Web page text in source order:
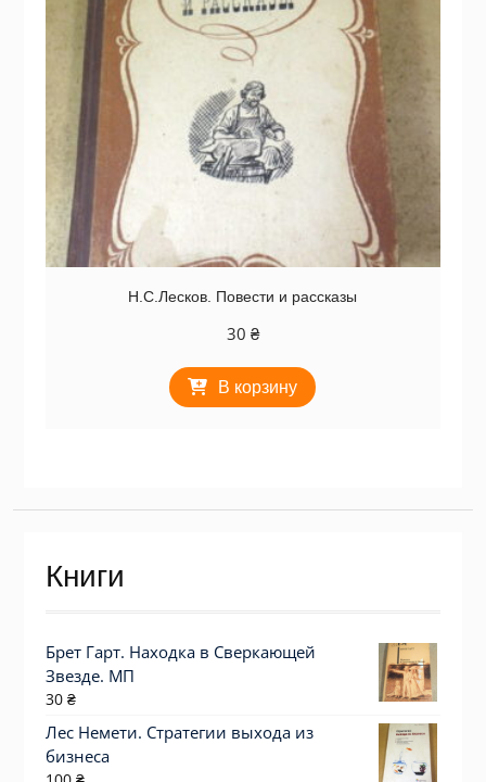
Н.С.Лесков. Повести и рассказы
30 ₴
В корзину
Книги
Брет Гарт. Находка в Сверкающей
Звезде. МП
30 ₴
Лес Немети. Стратегии выхода из
бизнеса